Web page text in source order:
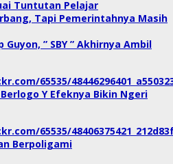
Tuntutan Pelajar
Tapi Pemerintahnya Masih
” SBY ” Akhirnya Ambil
Y Efeknya Bikin Ngeri
Berpoligami